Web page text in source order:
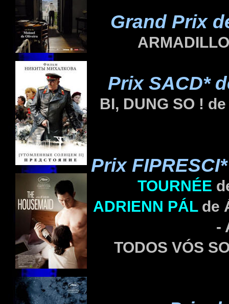
Grand Prix
ARMADILLO
Prix SACD*
BI, DUNG SO !
Prix
TOURNÉE
ADRIENN PÁL de
-
TODOS VÓS